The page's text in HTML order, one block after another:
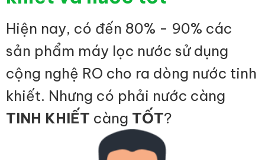
Hiện nay, có đến 80% - 90% các
sản phẩm máy lọc nước sử dụng
cộng nghệ RO cho ra dòng nước tinh
khiết. Nhưng có phải nước càng
TINH KHIẾT càng TỐT?